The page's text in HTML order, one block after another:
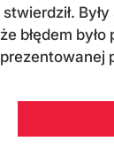
stwierdził.
że błędem
prezentowanej